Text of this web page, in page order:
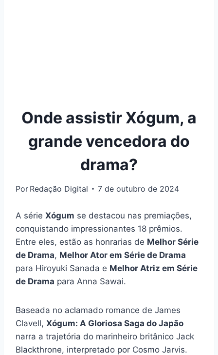
Onde assistir Xógum, a
grande vencedora do
drama?
Por Redação Digital 7 de outubro de 2024
A série Xógum se destacou nas premiações,
conquistando impressionantes 18 prêmios.
Entre eles, estão as honrarias de Melhor Série
de Drama, Melhor Ator em Série de Drama
para Hiroyuki Sanada e Melhor Atriz em Série
de Drama para Anna Sawai.
Baseada no aclamado romance de James
Clavell, Xógum: A Gloriosa Saga do Japão
narra a trajetória do marinheiro britânico Jack
Blackthrone, interpretado por Cosmo Jarvis.